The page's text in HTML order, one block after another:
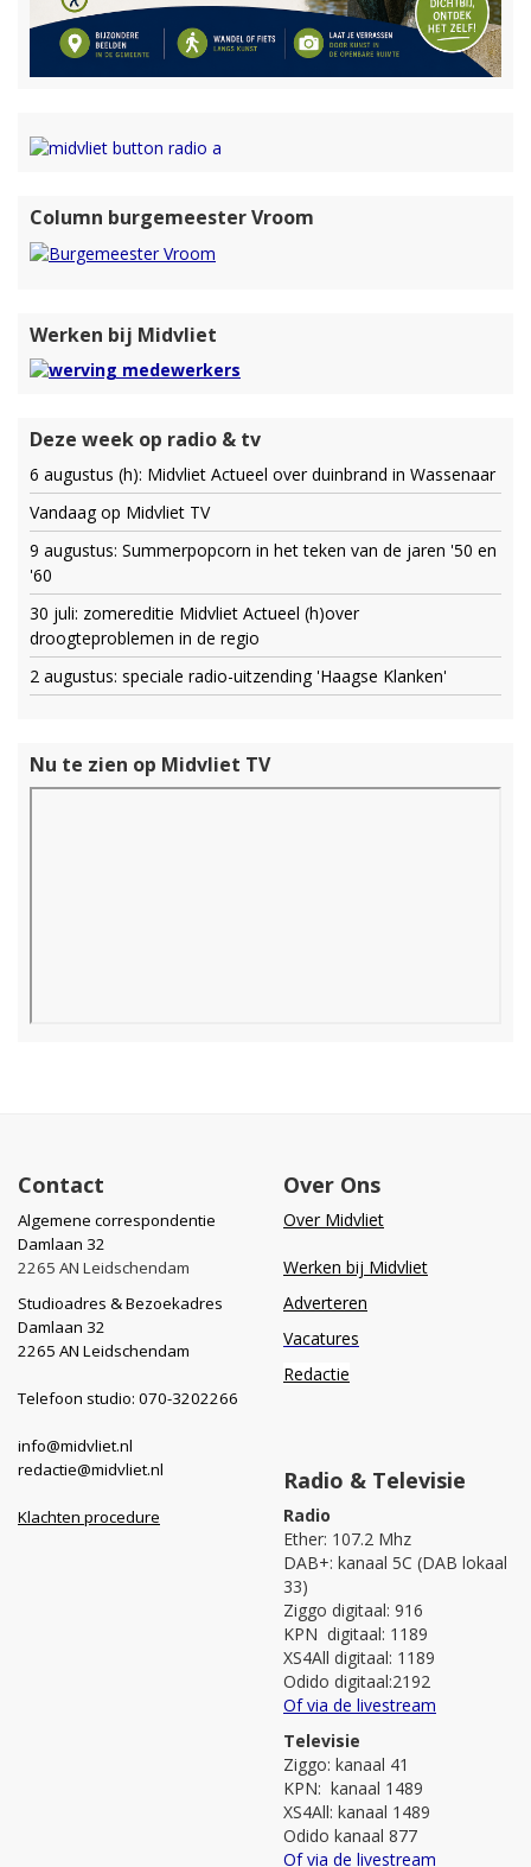
Column burgemeester Vroom
Werken bij Midvliet
Deze week op radio & tv
6 augustus (h): Midvliet Actueel over duinbrand in Wassenaar
Vandaag op Midvliet TV
9 augustus: Summerpopcorn in het teken van de jaren '50 en
'60
30 juli: zomereditie Midvliet Actueel (h)over
droogteproblemen in de regio
2 augustus: speciale radio-uitzending 'Haagse Klanken'
Nu te zien op Midvliet TV
Contact
Algemene correspondentie
Damlaan 32
2265 AN Leidschendam
Studioadres & Bezoekadres
Damlaan 32
2265 AN Leidschendam
Telefoon studio: 070-3202266
info@midvliet.nl
redactie@midvliet.nl
Klachten procedure
Over Ons
Over Midvliet
Werken bij Midvliet
Adverteren
Vacatures
Redactie
Radio & Televisie
Radio
Ether: 107.2 Mhz
DAB+: kanaal 5C (DAB lokaal
33)
Ziggo digitaal: 916
KPN digitaal: 1189
XS4All digitaal: 1189
Odido digitaal:2192
Of via de livestream
Televisie
Ziggo: kanaal 41
KPN: kanaal 1489
XS4All: kanaal 1489
Odido kanaal 877
Of via de livestream